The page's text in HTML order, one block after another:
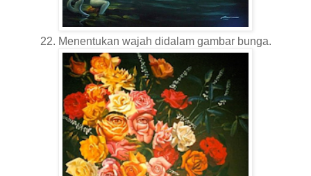
22. Menentukan wajah didalam gambar bunga.